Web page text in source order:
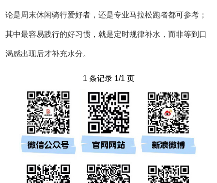
论是周末休闲骑行爱好者，还是专业马拉松跑者都可参考；
其中最容易践行的好习惯，就是定时规律补水，而非等到口
渴感出现后才补充水分。
1 条记录 1/1 页